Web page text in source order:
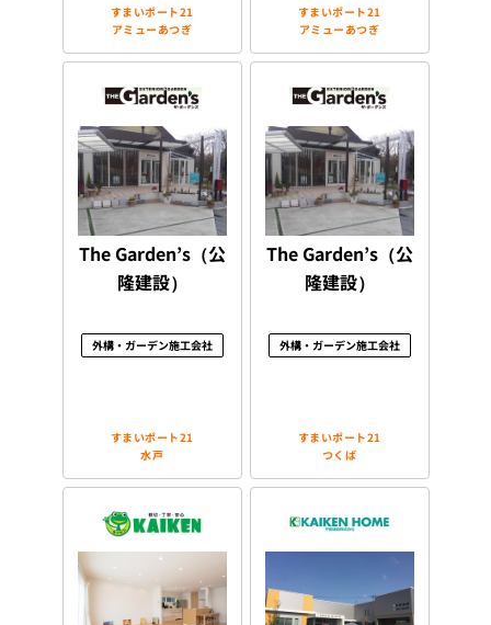
すまいポート21
アミューあつぎ
すまいポート21
アミューあつぎ
The Garden’s（公
隆建設）
外構・ガーデン施工会社
すまいポート21
水戸
The Garden’s（公
隆建設）
外構・ガーデン施工会社
すまいポート21
つくば